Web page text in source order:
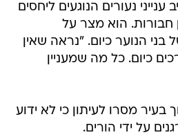
נעורים הנוגעים ליחסים
חבורות. הוא מצר על
הנוער כיום. "נראה שאין
כיום. כל מה שמעניין
בעיר מסרו לעיתון כי לא ידוע
על ידי הורים.